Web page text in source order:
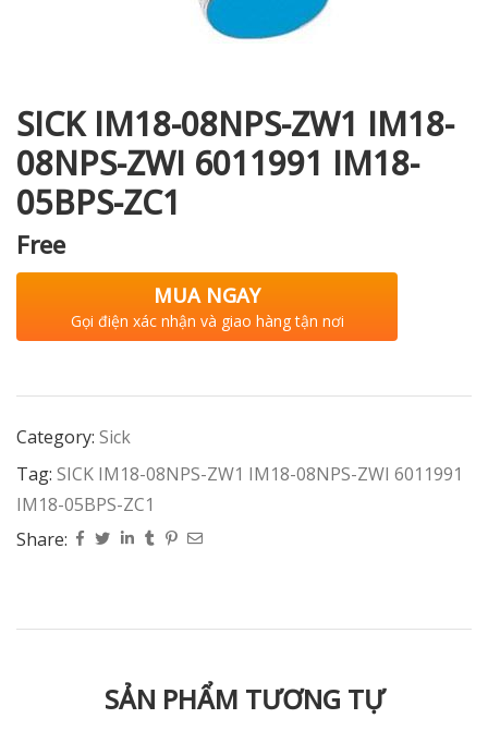
SICK IM18-08NPS-ZW1 IM18-
08NPS-ZWI 6011991 IM18-
05BPS-ZC1
Free
MUA NGAY
Gọi điện xác nhận và giao hàng tận nơi
Category: Sick
Tag: SICK IM18-08NPS-ZW1 IM18-08NPS-ZWI 6011991
IM18-05BPS-ZC1
Share:
SẢN PHẨM TƯƠNG TỰ